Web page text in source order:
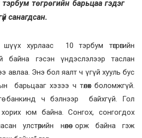
төгрөгийн барьцаа гэдэг
санагдсан.
шүүх хурлаас 10 тэрбум төгрөгийн
байна гэсэн үндэслэлээр таслан
авлаа. Энэ бол яалт ч үгүй хууль бус
барьцааг хэзээ ч төлөх боломжгүй.
банкинд ч бэлнээр байхгүй. Гол
юм байна. Сонгох, сонгогдох
улстөрийн нөлөө орж байна гэж